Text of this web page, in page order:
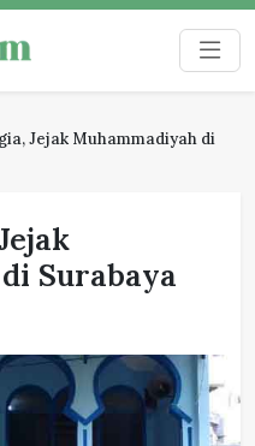
Jejak Muhammadiyah di
Surabaya